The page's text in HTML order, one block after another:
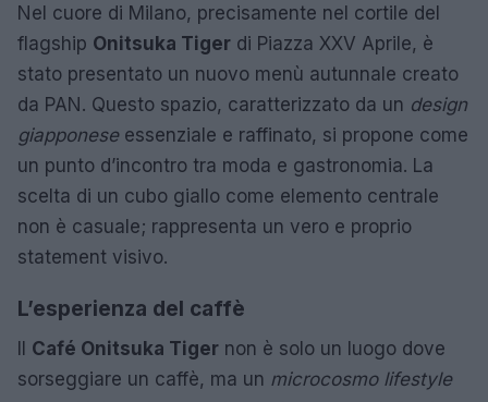
Nel cuore di Milano, precisamente nel cortile del
flagship Onitsuka Tiger di Piazza XXV Aprile, è
stato presentato un nuovo menù autunnale creato
da PAN. Questo spazio, caratterizzato da un design
giapponeseessenziale e raffinato, si propone come
un punto d’incontro tra moda e gastronomia. La
scelta di un cubo giallo come elemento centrale
non è casuale; rappresenta un vero e proprio
statement visivo.
L’esperienza del caffè
Il Café Onitsuka Tiger non è solo un luogo dove
sorseggiare un caffè, ma un microcosmo lifestyle